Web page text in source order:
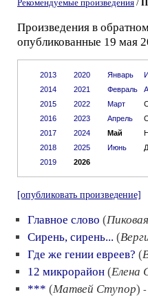
Рекомендуемые произведения /
Произведения в
опубликованные 19 мая
2013
2014
2015
2016
2017
2018
2019
2020
2021
2022
2023
2024
2025
2026
Январь
Февраль
Март
Апрель
Май
Июнь
[опубликовать произведение]
Главное слово (
Сирень, сирень... (
Где же гении евреев? (
12 микрорайон (Елена
*** (Матвей Ступор) -